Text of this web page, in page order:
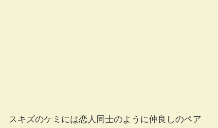
スキズのケミには恋人同士のように仲良しのペア